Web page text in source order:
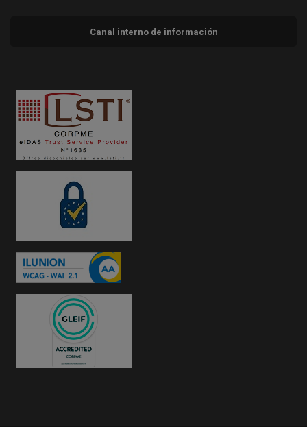
Canal interno de información